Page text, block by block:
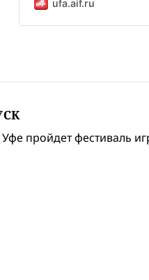
ufa.aif.ru
пройдет фестиваль